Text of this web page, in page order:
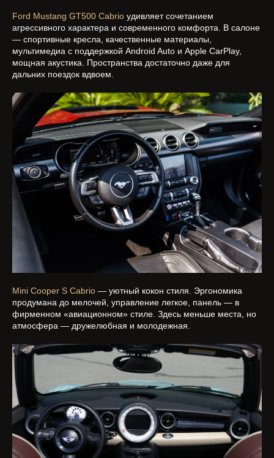
Ford Mustang GT500 Cabrio удивляет сочетанием
агрессивного характера и современного комфорта. В салоне
— спортивные кресла, качественные материалы,
мультимедиа с поддержкой Android Auto и Apple CarPlay,
мощная акустика. Пространства достаточно даже для
дальних поездок вдвоем.
Mini Cooper S Cabrio — уютный кокон стиля. Эргономика
продумана до мелочей, управление легкое, панель — в
фирменном «авиационном» стиле. Здесь меньше места, но
атмосфера — дружелюбная и молодежная.